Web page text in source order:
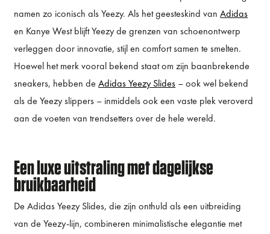
namen zo iconisch als Yeezy. Als het geesteskind vanAdidas
en Kanye West blijft Yeezy de grenzen van schoenontwerp
verleggen door innovatie, stijl en comfort samen te smelten.
Hoewel het merk vooral bekend staat om zijn baanbrekende
sneakers, hebben deAdidas Yeezy Slides – ook wel bekend
als de Yeezy slippers – inmiddels ook een vaste plek veroverd
aan de voeten van trendsetters over de hele wereld.
Een luxe uitstraling met dagelijkse
bruikbaarheid
De Adidas Yeezy Slides, die zijn onthuld als een uitbreiding
van de Yeezy-lijn, combineren minimalistische elegantie met